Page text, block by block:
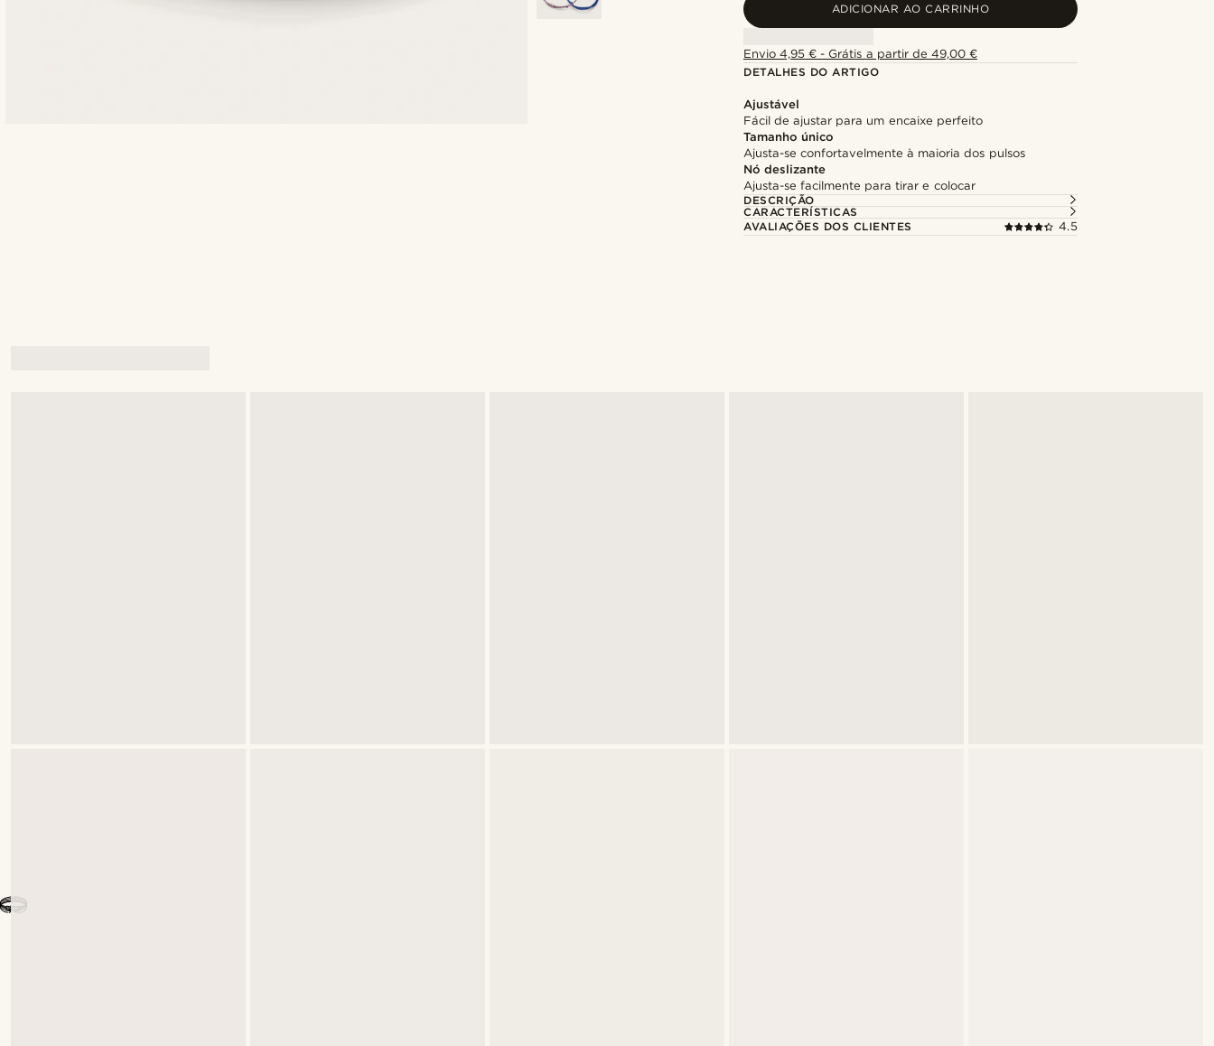
ADICIONAR AO CARRINHO
Envio 4,95 € - Grátis a partir de 49,00 €
DETALHES DO ARTIGO
Ajustável
Fácil de ajustar para um encaixe perfeito
Tamanho único
Ajusta-se confortavelmente à maioria dos pulsos
Nó deslizante
Ajusta-se facilmente para tirar e colocar
DESCRIÇÃO
CARACTERÍSTICAS
AVALIAÇÕES DOS CLIENTES
4.5